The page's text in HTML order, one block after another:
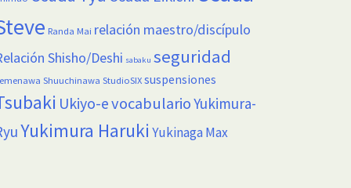
Randa Mai relación maestro/discípulo
Shisho/Deshi sabaku seguridad
Shuuchinawa StudioSIX suspensiones
Ukiyo-evocabularioYukimura-
Yukimura Haruki Yukinaga Max